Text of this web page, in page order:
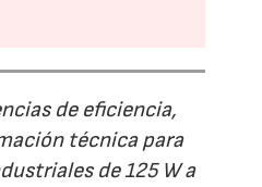
de eficiencia,
técnica para
de 125 W a